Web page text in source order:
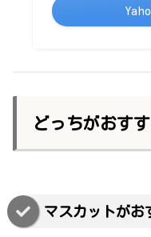
どっちがおす
マスカットがお